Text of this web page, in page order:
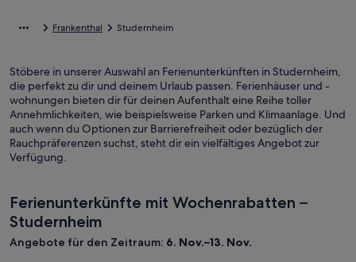
Frankenthal Studernheim
Stöbere in unserer Auswahl an Ferienunterkünften in Studernheim,
die perfekt zu dir und deinem Urlaub passen. Ferienhäuser und -
wohnungen bieten dir für deinen Aufenthalt eine Reihe toller
Annehmlichkeiten, wie beispielsweise Parken und Klimaanlage. Und
auch wenn du Optionen zur Barrierefreiheit oder bezüglich der
Rauchpräferenzen suchst, steht dir ein vielfältiges Angebot zur
Verfügung.
Ferienunterkünfte mit Wochenrabatten –
Studernheim
Angebote für den Zeitraum: 6. Nov.–13. Nov.